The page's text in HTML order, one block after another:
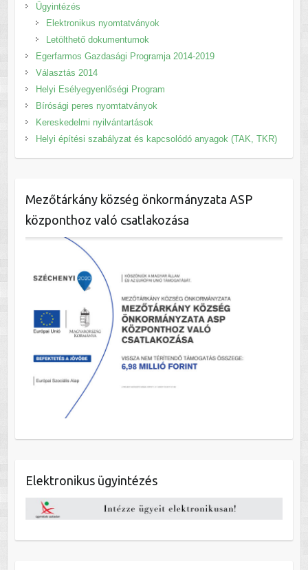
Ügyintézés
Elektronikus nyomtatványok
Letölthető dokumentumok
Egerfarmos Gazdasági Programja 2014-2019
Választás 2014
Helyi Esélyegyenlőségi Program
Bírósági peres nyomtatványok
Kereskedelmi nyilvántartások
Helyi építési szabályzat és kapcsolódó anyagok (TAK, TKR)
Mezőtárkány község önkormányzata ASP
központhoz való csatlakozása
Elektronikus ügyintézés